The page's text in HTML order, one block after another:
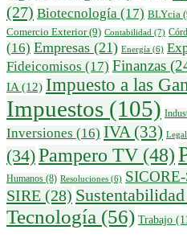
(27) Biotecnología (17) BLYcia
Comercio Exterior(9) Contabilidad (7)
(16) Empresas (21) Energía (6)
Fideicomisos (17) Finanzas
IA (12) Impuesto a las
Impuestos (105)
Inversiones (16) IVA (33)
(34)Pampero TV (48)
Humanos (8) Resoluciones (6)
SIRE (28) Sustentabilidad
Tecnología (56) Trabajo